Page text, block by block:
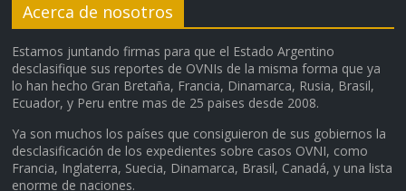
Acerca de nosotros
Estamos juntando firmas para que el Estado Argentino
desclasifique sus reportes de OVNIs de la misma forma que ya
lo han hecho Gran Bretaña, Francia, Dinamarca, Rusia, Brasil,
Ecuador, y Peru entre mas de 25 paises desde 2008.
Ya son muchos los países que consiguieron de sus gobiernos la
desclasificación de los expedientes sobre casos OVNI, como
Francia, Inglaterra, Suecia, Dinamarca, Brasil, Canadá, y una lista
enorme de naciones.